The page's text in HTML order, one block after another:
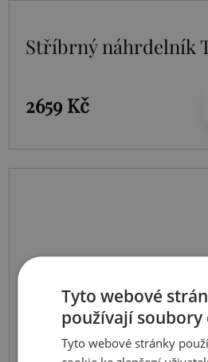
Stříbrný náhrdelník
2659 Kč
Tyto webové
používají soubory
Tyto webové stránky